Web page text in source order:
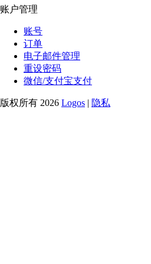
账户管理
账号
订单
电子邮件管理
重设密码
微信/支付宝支付
版权所有 2026 Logos | 隐私